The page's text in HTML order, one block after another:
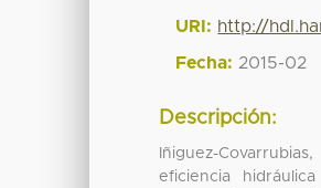
URI: http://
Fecha: 2015-02
Descripción:
Iñiguez-
eficiencia